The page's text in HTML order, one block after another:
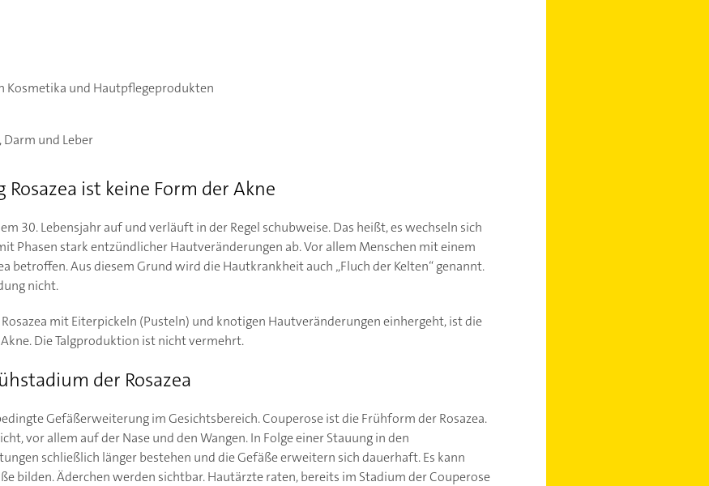
Kosmetika und Hautpflegeprodukten
, Darm und Leber
ist keine Form der Akne
30. Lebensjahr auf und verläuft in der Regel schubweise. Das heißt, es wechseln sich
Phasen stark entzündlicher Hautveränderungen ab. Vor allem Menschen mit einem
betroffen. Aus diesem Grund wird die Hautkrankheit auch „Fluch der Kelten“ genannt.
nicht.
mit Eiterpickeln (Pusteln) und knotigen Hautveränderungen einhergeht, ist die
Die Talgproduktion ist nicht vermehrt.
der Rosazea
Gefäßerweiterung im Gesichtsbereich. Couperose ist die Frühform der Rosazea.
vor allem auf der Nase und den Wangen. In Folge einer Stauung in den
schließlich länger bestehen und die Gefäße erweitern sich dauerhaft. Es kann
bilden. Äderchen werden sichtbar. Hautärzte raten, bereits im Stadium der Couperose